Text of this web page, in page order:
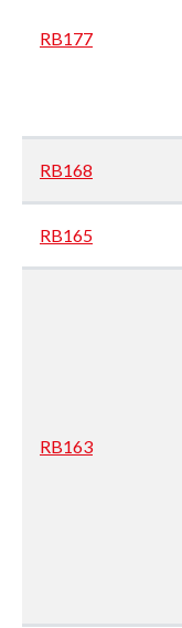
RB177
RB168
RB165
RB163